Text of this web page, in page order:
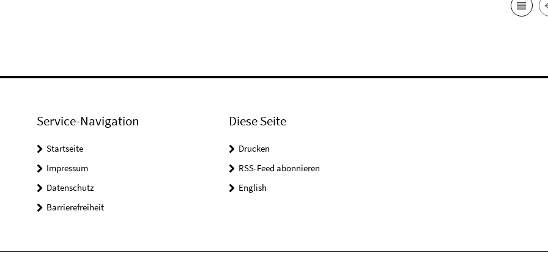
Service-Navigation
Startseite
Impressum
Datenschutz
Barrierefreiheit
Diese Seite
Drucken
RSS-Feed abonnieren
English